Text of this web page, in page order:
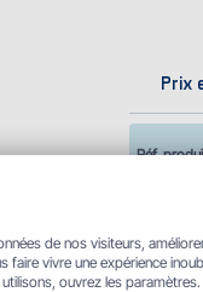
Prix
Réf.
La
de nos visiteurs,
faire vivre une expérience
ouvrez les paramètres.